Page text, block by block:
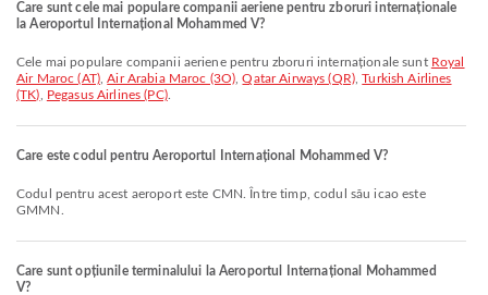
Care sunt cele mai populare companii aeriene pentru zboruri internaționale
la Aeroportul Internațional Mohammed V?
Cele mai populare companii aeriene pentru zboruri internaționale sunt Royal
Air Maroc (AT),Air Arabia Maroc (3O) ,Qatar Airways (QR) ,Turkish Airlines
(TK)
Pegasus Airlines (PC).
Care este codul pentru Aeroportul Internațional Mohammed V?
Codul pentru acest aeroport este CMN. Între timp, codul său icao este
GMMN.
Care sunt opțiunile terminalului la Aeroportul Internațional Mohammed
V?